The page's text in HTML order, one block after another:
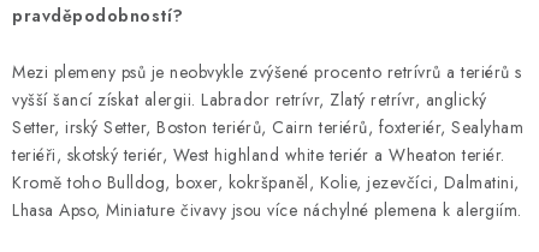
pravděpodobností?
Mezi plemeny psů je neobvykle zvýšené procento retrívrů a teriérů s
vyšší šancí získat alergii. Labrador retrívr, Zlatý retrívr, anglický
Setter, irský Setter, Boston teriérů, Cairn teriérů, foxteriér, Sealyham
teriéři, skotský teriér, West highland white teriér a Wheaton teriér.
Kromě toho Bulldog, boxer, kokršpaněl, Kolie, jezevčíci, Dalmatini,
Lhasa Apso, Miniature čivavy jsou více náchylné plemena k alergiím.